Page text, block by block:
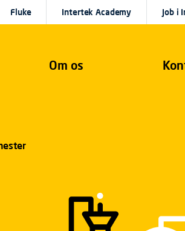
Om os
Fluke Intertek Academy Job i